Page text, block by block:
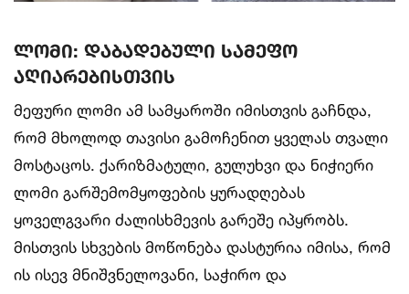
ლომი: დაბადებული სამეფო
აღიარებისთვის
მეფური ლომი ამ სამყაროში იმისთვის გაჩნდა,
რომ მხოლოდ თავისი გამოჩენით ყველას თვალი
მოსტაცოს. ქარიზმატული, გულუხვი და ნიჭიერი
ლომი გარშემომყოფების ყურადღებას
ყოველგვარი ძალისხმევის გარეშე იპყრობს.
მისთვის სხვების მოწონება დასტურია იმისა, რომ
ის ისევ მნიშვნელოვანი, საჭირო და